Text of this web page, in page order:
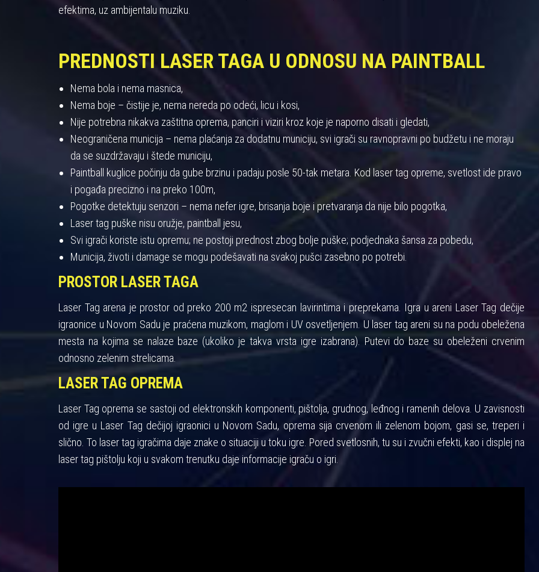
efektima, uz ambijentalu muziku.
PREDNOSTI LASER TAGA U ODNOSU NA PAINTBALL
Nema bola i nema masnica,
Nema boje – čistije je, nema nereda po odeći, licu i kosi,
Nije potrebna nikakva zaštitna oprema, panciri i viziri kroz koje je naporno disati i gledati,
Neograničena municija – nema plaćanja za dodatnu municiju, svi igrači su ravnopravni po budžetu i ne moraju
da se suzdržavaju i štede municiju,
Paintball kuglice počinju da gube brzinu i padaju posle 50-tak metara. Kod laser tag opreme, svetlost ide pravo
i pogađa precizno i na preko 100m,
Pogotke detektuju senzori – nema nefer igre, brisanja boje i pretvaranja da nije bilo pogotka,
Laser tag puške nisu oružje, paintball jesu,
Svi igrači koriste istu opremu; ne postoji prednost zbog bolje puške; podjednaka šansa za pobedu,
Municija, životi i damage se mogu podešavati na svakoj pušci zasebno po potrebi.
PROSTOR LASER TAGA
Laser Tag arena je prostor od preko 200 m2 ispresecan lavirintima i preprekama. Igra u areni Laser Tag dečije
igraonice u Novom Sadu je praćena muzikom, maglom i UV osvetljenjem. U laser tag areni su na podu obeležena
mesta na kojima se nalaze baze (ukoliko je takva vrsta igre izabrana). Putevi do baze su obeleženi crvenim
odnosno zelenim strelicama.
LASER TAG OPREMA
Laser Tag oprema se sastoji od elektronskih komponenti, pištolja, grudnog, leđnog i ramenih delova. U zavisnosti
od igre u Laser Tag dečijoj igraonici u Novom Sadu, oprema sija crvenom ili zelenom bojom, gasi se, treperi i
slično. To laser tag igračima daje znake o situaciji u toku igre. Pored svetlosnih, tu su i zvučni efekti, kao i displej na
laser tag pištolju koji u svakom trenutku daje informacije igraču o igri.